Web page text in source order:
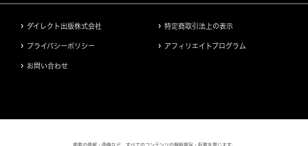
ダイレクト出版株式会社 特定商取引法上の表示
プライバシーポリシー アフィリエイトプログラム
お問い合わせ